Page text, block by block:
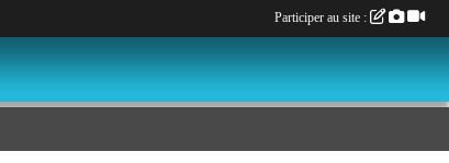
Participer au site :